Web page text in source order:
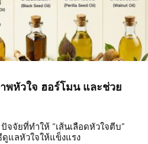
พหัวใจ ฮอร์โมน และช่วย
จจัยที่ทำให้ “เส้นเลือดหัวใจตีบ”
ดูแลหัวใจให้แข็งแรง